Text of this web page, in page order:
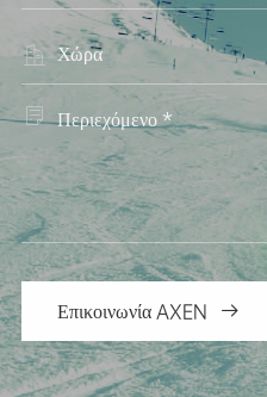


Επικοινωνία AXEN 